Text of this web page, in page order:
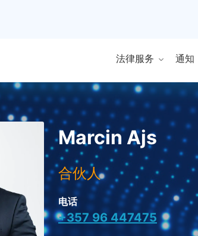
法律服务 通知
Marcin Ajs
合伙人
电话
+357 96 447475